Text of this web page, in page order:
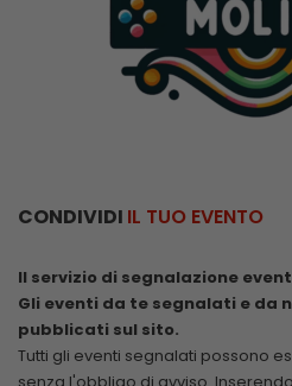
CONDIVIDI IL TUO EVENTO
Il servizio di segnalazione
Gli eventi da te segnalati e da
pubblicati sul sito.
Tutti gli eventi segnalati possono